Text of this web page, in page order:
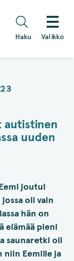
Haku Valikko
autistinen
uuden
joutui
oli vain
hän on
elämää pieni
saunaretki oli
Eemille ja